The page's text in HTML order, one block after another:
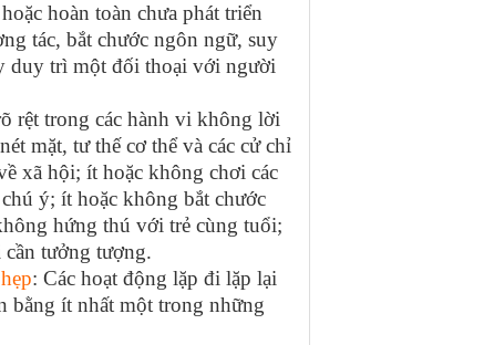
hoàn toàn chưa phát triển
tác, bắt chước ngôn ngữ, suy
duy trì một đối thoại với người
rệt trong các hành vi không lời
mặt, tư thế cơ thể và các cử chỉ
xã hội; ít hoặc không chơi các
ý; ít hoặc không bắt chước
hứng thú với trẻ cùng tuổi;
tưởng tượng.
: Các hoạt động lặp đi lặp lại
bằng ít nhất một trong những